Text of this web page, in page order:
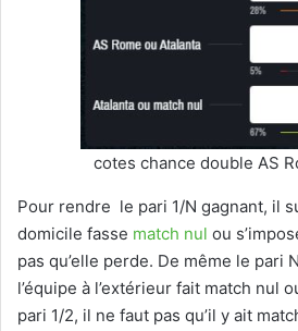
cotes chance double AS
Pour rendre le pari 1/N gagnant, il
domicile fasse match nul ou
pas qu’elle perde. De même le pari
l’équipe à l’extérieur fait match nul
pari 1/2, il ne faut pas qu’il y ait